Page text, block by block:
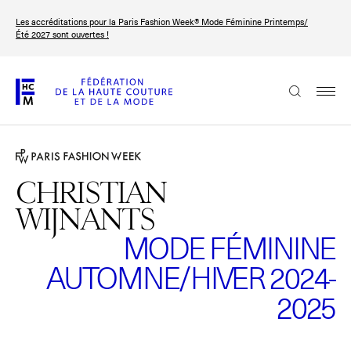
contenu
Les accréditations pour la Paris Fashion Week® Mode Féminine Printemps/
Été 2027 sont ouvertes !
CHRISTIAN
WIJNANTS
MODE FÉMININE
AUTOMNE/HIVER 2024-
2025
FRANÇAIS ENGLISH
La Fédération
Nos missions
Les membres
Paris Fashion Week®
Haute Couture Week